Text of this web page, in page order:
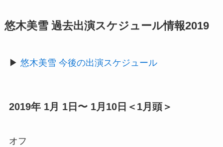
悠木美雪 過去出演スケジュール情報2019
▶︎ 悠木美雪 今後の出演スケジュール
2019年 1月 1日〜 1月10日＜1月頭＞
オフ